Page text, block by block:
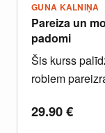
GUNA KALNIŅA
Pareiza un
padomi
Šis kurss
robiem
29.90€